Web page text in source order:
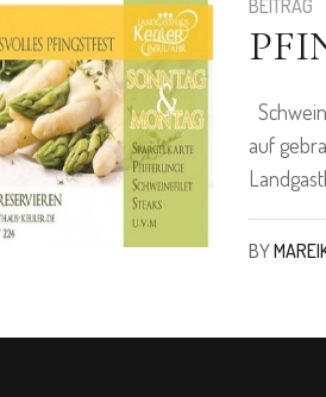
BEITRAG
auf
BY